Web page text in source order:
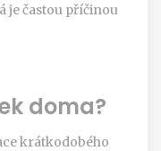
je častou příčinou
doma?
krátkodobého